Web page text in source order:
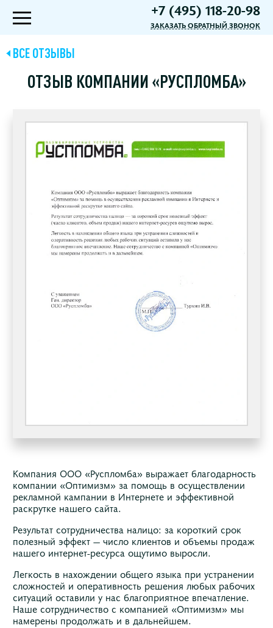
+7 (495) 118-20-98
ЗАКАЗАТЬ ОБРАТНЫЙ ЗВОНОК
ВСЕ ОТЗЫВЫ
ОТЗЫВ КОМПАНИИ «РУСПЛОМБА»
Компания ООО «Руспломба» выражает благодарность
компании «Оптимизм» за помощь в осуществлении
рекламной кампании в Интернете и эффективной
раскрутке нашего сайта.
Результат сотрудничества налицо: за короткий срок
полезный эффект — число клиентов и объемы продаж
нашего интернет-ресурса ощутимо выросли.
Легкость в нахождении общего языка при устранении
сложностей и оперативность решения любых рабочих
ситуаций оставили у нас благоприятное впечатление.
Наше сотрудничество с компанией «Оптимизм» мы
намерены продолжать и в дальнейшем.